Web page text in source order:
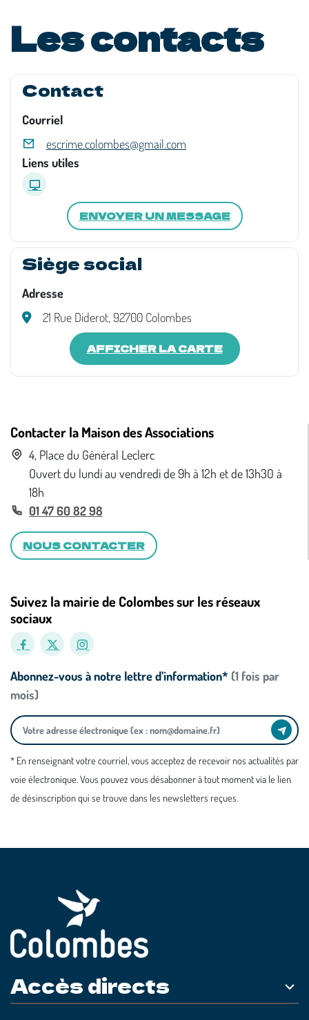
Les contacts
Contact
Courriel
escrime.colombes@gmail.com
Liens utiles
ENVOYER UN MESSAGE
Siège social
Adresse
21 Rue Diderot, 92700 Colombes
AFFICHER LA CARTE
Contacter la Maison des Associations
4, Place du Général Leclerc
Ouvert du lundi au vendredi de 9h à 12h et de 13h30 à
18h
01 47 60 82 98
NOUS CONTACTER
Suivez la mairie de Colombes sur les réseaux
sociaux
Abonnez-vous à notre lettre d’information* (1 fois par
mois)
* En renseignant votre courriel, vous acceptez de recevoir nos actualités par
voie électronique. Vous pouvez vous désabonner à tout moment via le lien
de désinscription qui se trouve dans les newsletters reçues.
Accès directs